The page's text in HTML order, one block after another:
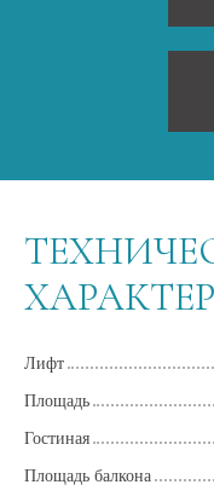
Лифт
Площадь
Гостиная
Площадь балкона